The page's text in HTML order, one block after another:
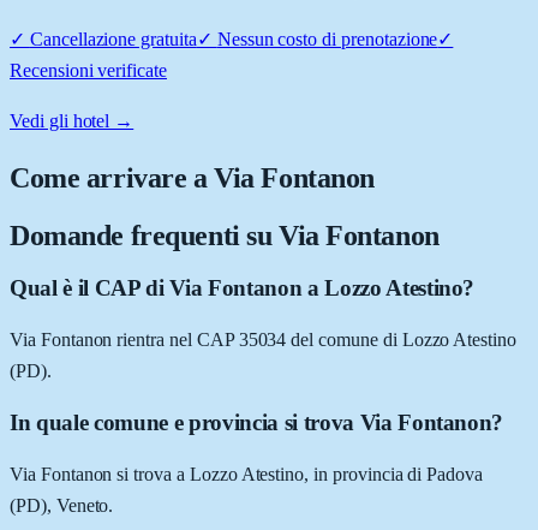
✓ Cancellazione gratuita✓ Nessun costo di prenotazione✓
Recensioni verificate
Vedi gli hotel →
Come arrivare aVia Fontanon
Domande frequenti su Via Fontanon
Qual è il CAP di Via Fontanon a Lozzo Atestino?
Via Fontanon rientra nel CAP 35034 del comune di Lozzo Atestino
(PD).
In quale comune e provincia si trova Via Fontanon?
Via Fontanon si trova a Lozzo Atestino, in provincia di Padova
(PD), Veneto.